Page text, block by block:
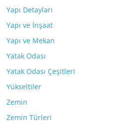
Yapı Detayları
Yapı ve İnşaat
Yapı ve Mekan
Yatak Odası
Yatak Odası Çeşitleri
Yükseltiler
Zemin
Zemin Türleri